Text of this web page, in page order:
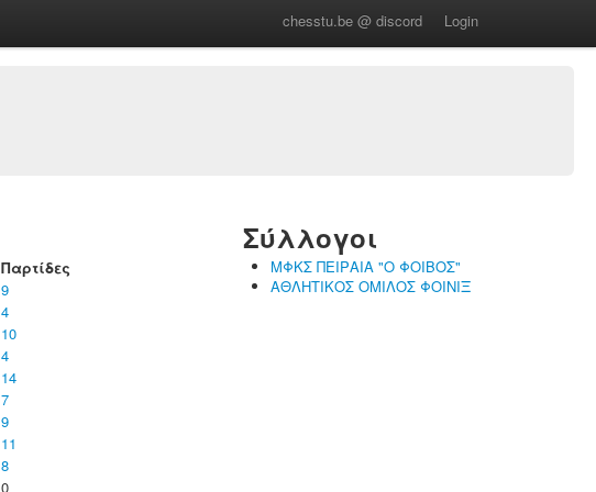
chesstu.be @ discord Login
Παρτίδες
9
4
10
4
14
7
9
11
8
0
Σύλλογοι
ΜΦΚΣ ΠΕΙΡΑΙΑ "Ο ΦΟΙΒΟΣ"
ΑΘΛΗΤΙΚΟΣ ΟΜΙΛΟΣ ΦΟΙΝΙΞ